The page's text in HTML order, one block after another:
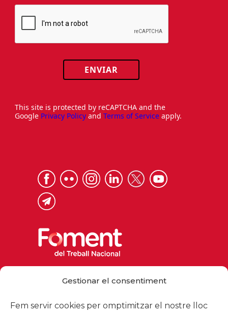
Gestionar el consentiment
Fem servir cookies per omptimitzar el nostre lloc
ENVIAR
This site is protected by reCAPTCHA and the
Google Privacy Policy and Terms of Service apply.
foment@foment.com